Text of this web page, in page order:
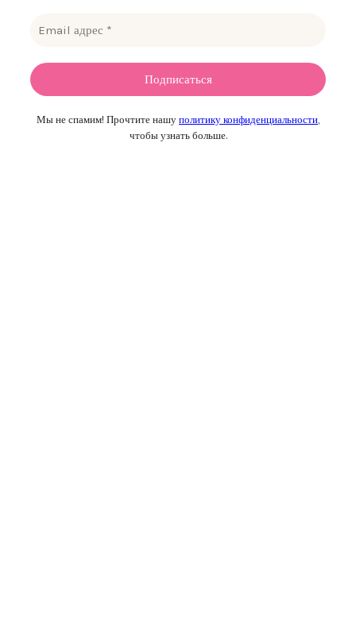
Мы не спамим! Прочтите нашу политику конфиденциальности
чтобы узнать больше.